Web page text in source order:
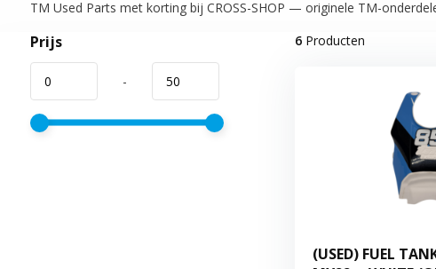
TM Used Parts met korting bij CROSS-SHOP — originele TM-
Prijs
-
6Producten
(USED) FUEL